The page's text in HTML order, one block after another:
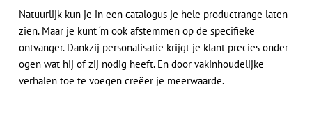
Natuurlijk kun je in een catalogus je hele productrange laten
zien. Maar je kunt ‘m ook afstemmen op de specifieke
ontvanger. Dankzij personalisatie krijgt je klant precies onder
ogen wat hij of zij nodig heeft. En door vakinhoudelijke
verhalen toe te voegen creëer je meerwaarde.